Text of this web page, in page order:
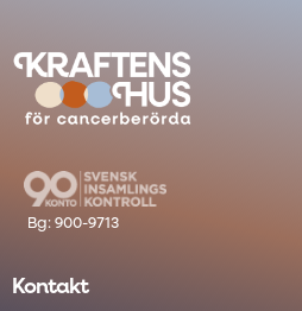
Kontakt